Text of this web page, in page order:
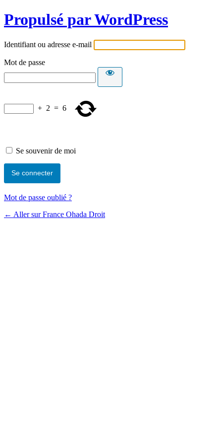
Propulsé par WordPress
Identifiant ou adresse e-mail
Mot de passe
+ 2 = 6
Se souvenir de moi
Mot de passe oublié ?
← Aller sur France Ohada Droit